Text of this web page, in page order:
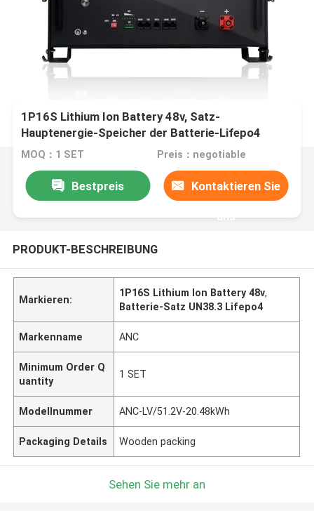
1P16S Lithium Ion Battery 48v, Satz-
Hauptenergie-Speicher der Batterie-Lifepo4
MOQ：1 SET Preis：negotiable
Bestpreis Kontaktieren Sie
uns
PRODUKT-BESCHREIBUNG
Markieren:
1P16S Lithium Ion Battery 48v,
Batterie-Satz UN38.3 Lifepo4
Markenname ANC
Minimum Order Q
uantity
1 SET
Modellnummer ANC-LV/51.2V-20.48kWh
Packaging Details Wooden packing
Sehen Sie mehr an